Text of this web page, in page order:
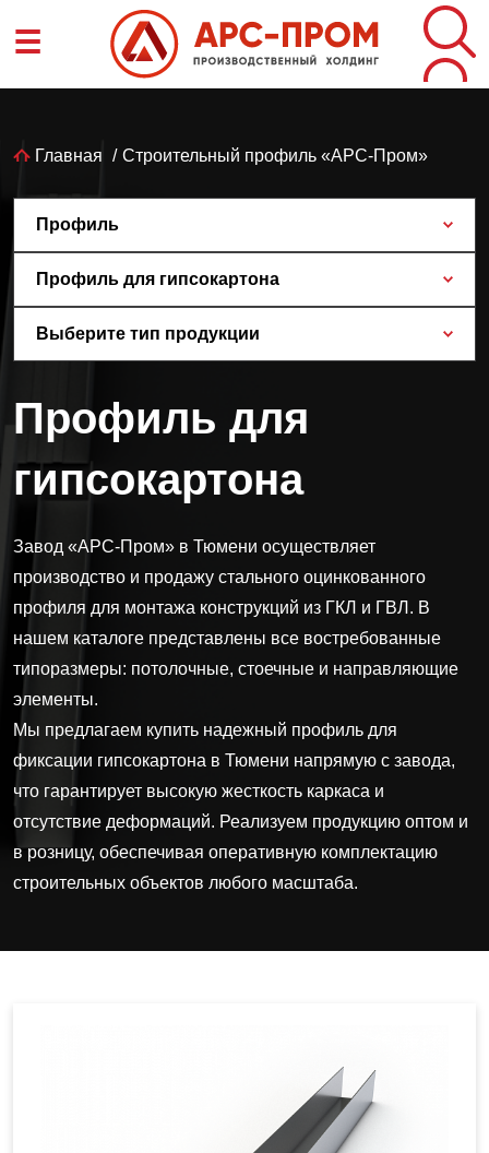
☰
Строка
навигации
Главная Строительный профиль «АРС-Пром»
Профиль
Профиль для гипсокартона
Выберите тип продукции
Профиль для
гипсокартона
Завод «АРС-Пром» в Тюмени осуществляет
производство и продажу стального оцинкованного
профиля для монтажа конструкций из ГКЛ и ГВЛ. В
нашем каталоге представлены все востребованные
типоразмеры: потолочные, стоечные и направляющие
элементы.
Мы предлагаем купить надежный профиль для
фиксации гипсокартона в Тюмени напрямую с завода,
что гарантирует высокую жесткость каркаса и
отсутствие деформаций. Реализуем продукцию оптом и
в розницу, обеспечивая оперативную комплектацию
строительных объектов любого масштаба.